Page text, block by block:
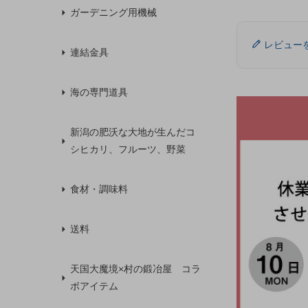
ガーデニング用機械
連結金具
海の専門道具
新潟の肥沃な大地が生んだコ
シヒカリ、フルーツ、野菜
食材・調味料
送料
天国大魔境×村の鍛冶屋 コラ
ボアイテム
レビュー